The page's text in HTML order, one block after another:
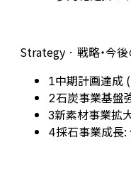
Strategy · 戦略・今
1中期計画達成
2石炭事業基盤
3新素材事業拡
4採石事業成長: